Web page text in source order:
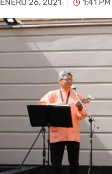
ENERO 26, 2021 1:41 PM